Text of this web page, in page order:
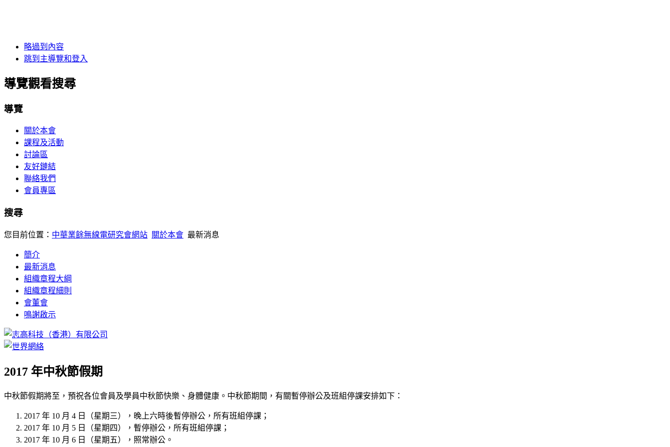
略過到內容
跳到主導覽和登入
導覽觀看搜尋
導覽
關於本會
課程及活動
討論區
友好鏈結
聯絡我們
會員專區
搜尋
您目前位置： 中華業餘無線電研究會網站 關於本會 最新消息
簡介
最新消息
組織章程大綱
組織章程細則
會董會
鳴謝啟示
2017 年中秋節假期
中秋節假期將至，預祝各位會員及學員中秋節快樂、身體健康。中秋節期間，有關暫停辦公及班組停課安排如下：
2017 年 10 月 4 日（星期三），晚上六時後暫停辦公，所有班組停課；
2017 年 10 月 5 日（星期四），暫停辦公，所有班組停課；
2017 年 10 月 6 日（星期五），照常辦公。